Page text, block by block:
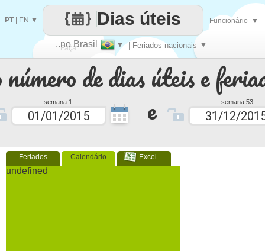
de dias úteis e
semana 1 e semana 53
Feriados Calendário Excel
undefined
Faça
cada
..no Brasil ▼ | Feriados nacionais ▼
Dias úteis
PT| EN ▼ Funcionário ▼